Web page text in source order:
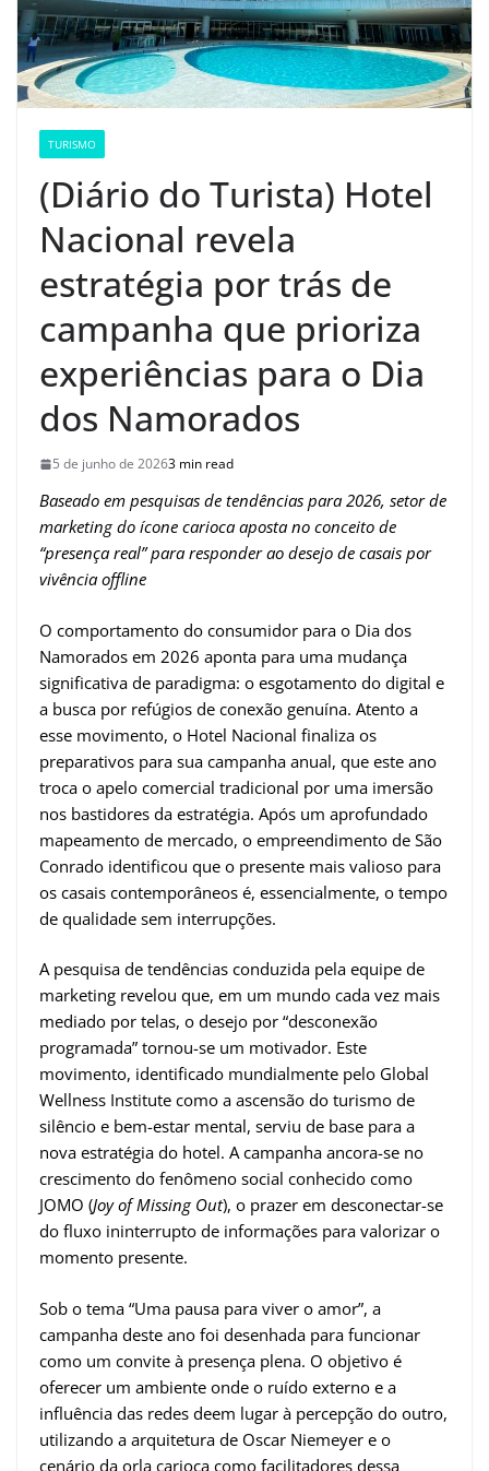
TURISMO
(Diário do Turista) Hotel
Nacional revela
estratégia por trás de
campanha que prioriza
experiências para o Dia
dos Namorados
5 de junho de 20263 min read
Baseado em pesquisas de tendências para 2026, setor de
marketing do ícone carioca aposta no conceito de
“presença real” para responder ao desejo de casais por
vivência offline
O comportamento do consumidor para o Dia dos
Namorados em 2026 aponta para uma mudança
significativa de paradigma: o esgotamento do digital e
a busca por refúgios de conexão genuína. Atento a
esse movimento, o Hotel Nacional finaliza os
preparativos para sua campanha anual, que este ano
troca o apelo comercial tradicional por uma imersão
nos bastidores da estratégia. Após um aprofundado
mapeamento de mercado, o empreendimento de São
Conrado identificou que o presente mais valioso para
os casais contemporâneos é, essencialmente, o tempo
de qualidade sem interrupções.
A pesquisa de tendências conduzida pela equipe de
marketing revelou que, em um mundo cada vez mais
mediado por telas, o desejo por “desconexão
programada” tornou-se um motivador. Este
movimento, identificado mundialmente pelo Global
Wellness Institute como a ascensão do turismo de
silêncio e bem-estar mental, serviu de base para a
nova estratégia do hotel. A campanha ancora-se no
crescimento do fenômeno social conhecido como
JOMO (Joy of Missing Out), o prazer em desconectar-se
do fluxo ininterrupto de informações para valorizar o
momento presente.
Sob o tema “Uma pausa para viver o amor”, a
campanha deste ano foi desenhada para funcionar
como um convite à presença plena. O objetivo é
oferecer um ambiente onde o ruído externo e a
influência das redes deem lugar à percepção do outro,
utilizando a arquitetura de Oscar Niemeyer e o
cenário da orla carioca como facilitadores dessa